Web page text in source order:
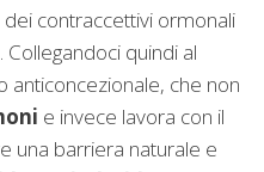
contraccettivi ormonali
Collegandoci quindi al
anticoncezionale, che non
e invece lavora con il
una barriera naturale e